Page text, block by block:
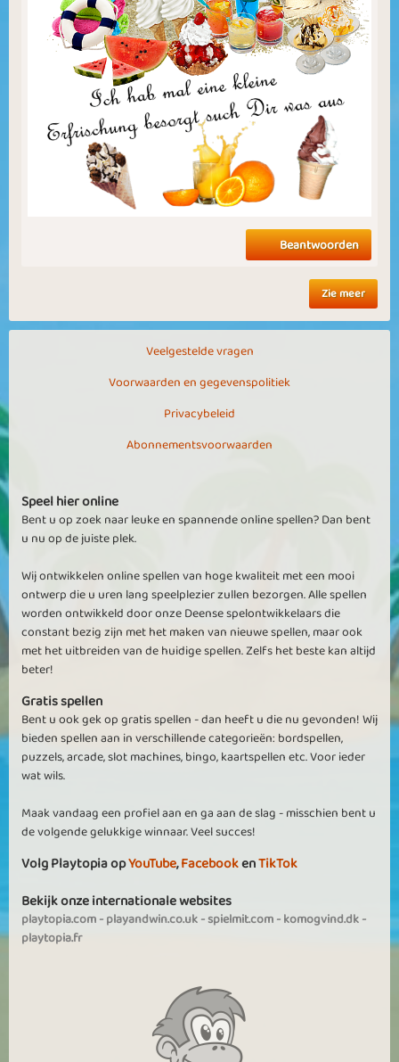
Beantwoorden
Zie meer
Veelgestelde vragen
Voorwaarden en gegevenspolitiek
Privacybeleid
Abonnementsvoorwaarden
Speel hier online
Bent u op zoek naar leuke en spannende online spellen? Dan bent
u nu op de juiste plek.
Wij ontwikkelen online spellen van hoge kwaliteit met een mooi
ontwerp die u uren lang speelplezier zullen bezorgen. Alle spellen
worden ontwikkeld door onze Deense spelontwikkelaars die
constant bezig zijn met het maken van nieuwe spellen, maar ook
met het uitbreiden van de huidige spellen. Zelfs het beste kan altijd
beter!
Gratis spellen
Bent u ook gek op gratis spellen - dan heeft u die nu gevonden! Wij
bieden spellen aan in verschillende categorieën: bordspellen,
puzzels, arcade, slot machines, bingo, kaartspellen etc. Voor ieder
wat wils.
Maak vandaag een profiel aan en ga aan de slag - misschien bent u
de volgende gelukkige winnaar. Veel succes!
Volg Playtopia opYouTube,FacebookenTikTok
Bekijk onze internationale websites
playtopia.com-playandwin.co.uk-spielmit.com-komogvind.dk-
playtopia.fr